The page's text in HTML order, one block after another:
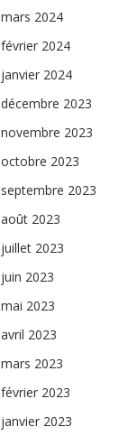
mars 2024
février 2024
janvier 2024
décembre 2023
novembre 2023
octobre 2023
septembre 2023
août 2023
juillet 2023
juin 2023
mai 2023
avril 2023
mars 2023
février 2023
janvier 2023